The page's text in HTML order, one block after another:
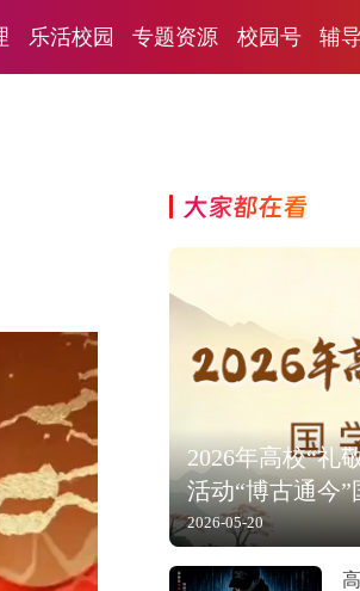
乐活校园 专题资源 校园号 辅
大家都在看
2026年高校“礼
活动“博古通今”
2026-05-20